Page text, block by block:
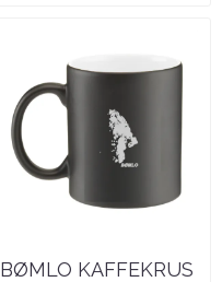
BØMLO KAFFEKRUS